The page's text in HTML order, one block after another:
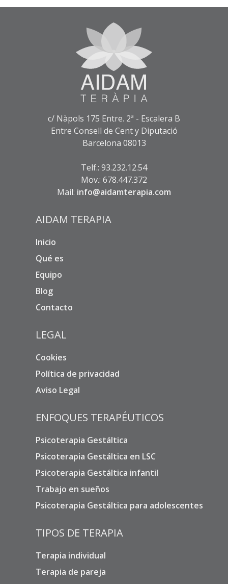
c/ Nàpols 175 Entre. 2ª - Escalera B
Entre Consell de Cent y Diputació
Barcelona 08013
Telf.: 93.232.12.54
Mov.: 678.447.372
Mail: info@aidamterapia.com
AIDAM TERAPIA
Inicio
Qué es
Equipo
Blog
Contacto
LEGAL
Cookies
Política de privacidad
Aviso Legal
ENFOQUES TERAPÉUTICOS
Psicoterapia Gestáltica
Psicoterapia Gestáltica en LSC
Psicoterapia Gestáltica infantil
Trabajo en sueños
Psicoterapia Gestáltica para adolescentes
TIPOS DE TERAPIA
Terapia individual
Terapia de pareja